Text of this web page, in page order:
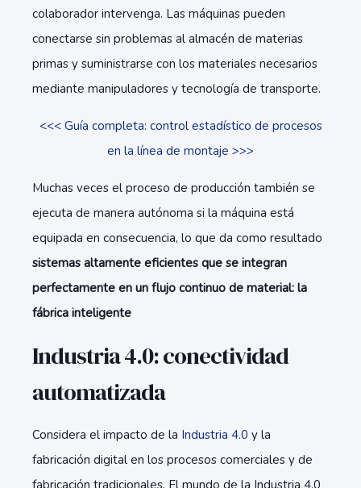
colaborador intervenga. Las máquinas pueden
conectarse sin problemas al almacén de materias
primas y suministrarse con los materiales necesarios
mediante manipuladores y tecnología de transporte.
<<< Guía completa: control estadístico de procesos
en la línea de montaje >>>
Muchas veces el proceso de producción también se
ejecuta de manera autónoma si la máquina está
equipada en consecuencia, lo que da como resultado
sistemas altamente eficientes que se integran
perfectamente en un flujo continuo de material: la
fábrica inteligente
Industria 4.0: conectividad
automatizada
Considera el impacto de la Industria 4.0 y la
fabricación digital en los procesos comerciales y de
fabricación tradicionales. El mundo de la Industria 4.0